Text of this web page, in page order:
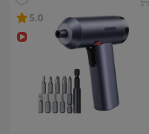
Туризм
5.0